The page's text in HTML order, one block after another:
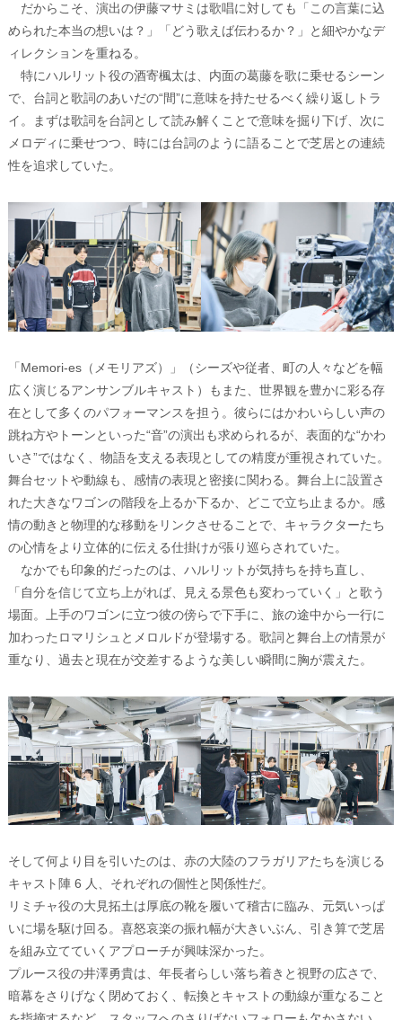
だからこそ、演出の伊藤マサミは歌唱に対しても「この言葉に込
められた本当の想いは？」「どう歌えば伝わるか？」と細やかなデ
ィレクションを重ねる。
特にハルリット役の酒寄楓太は、内面の葛藤を歌に乗せるシーン
で、台詞と歌詞のあいだの“間”に意味を持たせるべく繰り返しトラ
イ。まずは歌詞を台詞として読み解くことで意味を掘り下げ、次に
メロディに乗せつつ、時には台詞のように語ることで芝居との連続
性を追求していた。
「Memori-es（メモリアズ）」（シーズや従者、町の人々などを幅
広く演じるアンサンブルキャスト）もまた、世界観を豊かに彩る存
在として多くのパフォーマンスを担う。彼らにはかわいらしい声の
跳ね方やトーンといった“音”の演出も求められるが、表面的な“かわ
いさ”ではなく、物語を支える表現としての精度が重視されていた。
舞台セットや動線も、感情の表現と密接に関わる。舞台上に設置さ
れた大きなワゴンの階段を上るか下るか、どこで立ち止まるか。感
情の動きと物理的な移動をリンクさせることで、キャラクターたち
の心情をより立体的に伝える仕掛けが張り巡らされていた。
なかでも印象的だったのは、ハルリットが気持ちを持ち直し、
「自分を信じて立ち上がれば、見える景色も変わっていく」と歌う
場面。上手のワゴンに立つ彼の傍らで下手に、旅の途中から一行に
加わったロマリシュとメロルドが登場する。歌詞と舞台上の情景が
重なり、過去と現在が交差するような美しい瞬間に胸が震えた。
そして何より目を引いたのは、赤の大陸のフラガリアたちを演じる
キャスト陣 6 人、それぞれの個性と関係性だ。
リミチャ役の大見拓土は厚底の靴を履いて稽古に臨み、元気いっぱ
いに場を駆け回る。喜怒哀楽の振れ幅が大きいぶん、引き算で芝居
を組み立てていくアプローチが興味深かった。
プルース役の井澤勇貴は、年長者らしい落ち着きと視野の広さで、
暗幕をさりげなく閉めておく、転換とキャストの動線が重なること